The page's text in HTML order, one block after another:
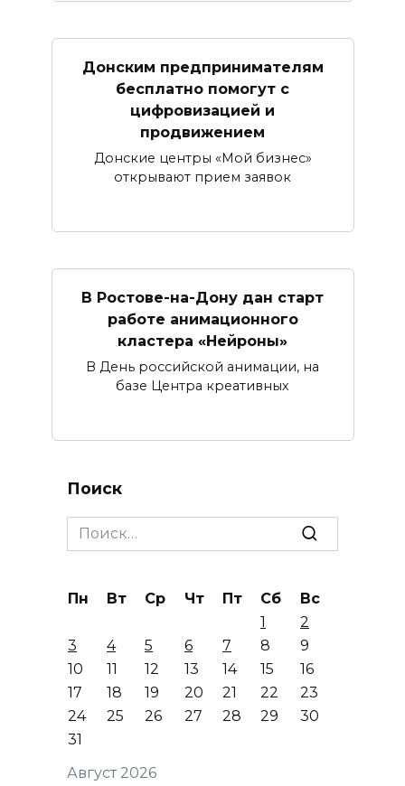
Донским предпринимателям
бесплатно помогут с
цифровизацией и
продвижением
Донские центры «Мой бизнес»
открывают прием заявок
В Ростове-на-Дону дан старт
работе анимационного
кластера «Нейроны»
В День российской анимации, на
базе Центра креативных
Поиск
Search
for:
Август 2026
Пн Вт Ср Чт Пт Сб
Вс
1
2
3
4 5 6 7 8
9
10
11 12 13 14 15
16
17
18 19 20 21 22
23
24
25 26 27 28 29
30
31